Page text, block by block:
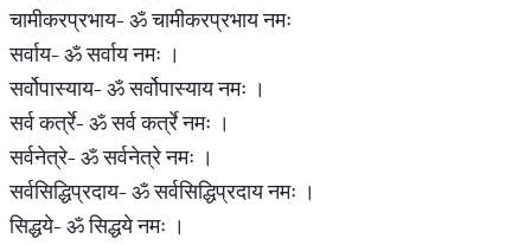
चामीकरप्रभाय- ॐ चामीकरप्रभाय नमः
सर्वाय- ॐ सर्वाय नमः ।
सर्वोपास्याय- ॐ सर्वोपास्याय नमः ।
सर्व कर्त्रे- ॐ सर्व कर्त्रे नमः ।
सर्वनेत्रे- ॐ सर्वनेत्रे नमः ।
सर्वसिद्धिप्रदाय- ॐ सर्वसिद्धिप्रदाय नमः ।
सिद्धये- ॐ सिद्धये नमः ।